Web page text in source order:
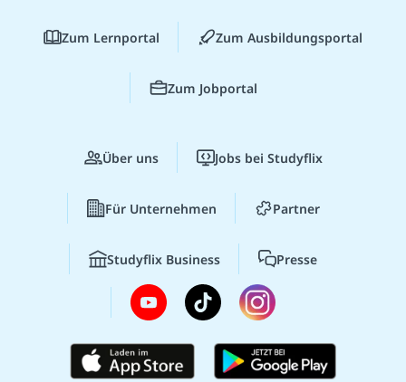
Zum Lernportal Zum Ausbildungsportal
Zum Jobportal
Über uns Jobs bei Studyflix
Für Unternehmen Partner
Studyflix Business Presse